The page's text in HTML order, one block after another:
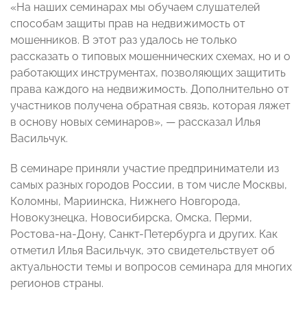
«На наших семинарах мы обучаем слушателей
способам защиты прав на недвижимость от
мошенников. В этот раз удалось не только
рассказать о типовых мошеннических схемах, но и о
работающих инструментах, позволяющих защитить
права каждого на недвижимость. Дополнительно от
участников получена обратная связь, которая ляжет
в основу новых семинаров», — рассказал Илья
Васильчук.
В семинаре приняли участие предприниматели из
самых разных городов России, в том числе Москвы,
Коломны, Мариинска, Нижнего Новгорода,
Новокузнецка, Новосибирска, Омска, Перми,
Ростова-на-Дону, Санкт-Петербурга и других. Как
отметил Илья Васильчук, это свидетельствует об
актуальности темы и вопросов семинара для многих
регионов страны.